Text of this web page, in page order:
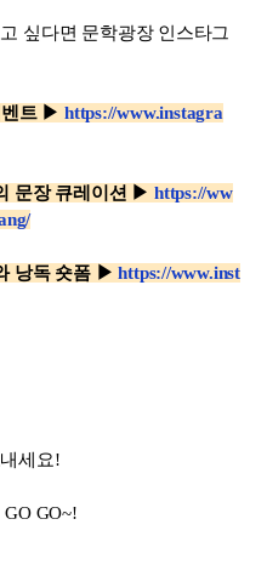
싶다면 문학광장 인스타그
벤트 ▶ https://www.instagra
문장 큐레이션 ▶ https://ww
낭독 숏폼 ▶https://www.inst
세요!
GO~!